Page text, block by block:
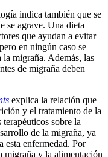
indica también que se
se agrave. Una dieta
que ayudan a evitar
en ningún caso se
migraña. Además, las
de migraña deben
explica la relación que
y el tratamiento de la
sobre la
de la migraña, ya
esta enfermedad. Por
migraña y la alimentación